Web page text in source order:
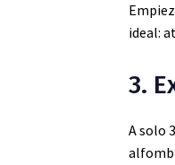
ideal:
3.
A solo